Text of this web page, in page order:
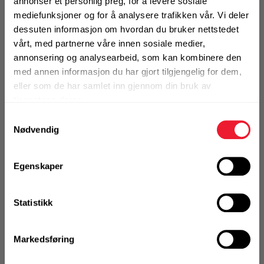
mediefunksjoner og for å analysere trafikken vår. Vi deler
dessuten informasjon om hvordan du bruker nettstedet
vårt, med partnerne våre innen sosiale medier,
annonsering og analysearbeid, som kan kombinere den
med annen informasjon du har gjort tilgjengelig for dem,
eller som de har samlet inn gjennom din bruk av
Nødvendig
Egenskaper
Statistikk
Markedsføring
Logg inn eller
registrer deg for å
se din avtalepris
KJØP
Handleliste
Rørklammer MP-US 61 2" ZM
Logg inn eller